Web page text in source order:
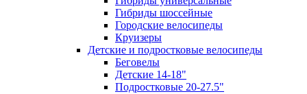
Гибриды шоссейные
Городские велосипеды
Круизеры
Детские и подростковые велосипеды
Беговелы
Детские 14-18"
Подростковые 20-27.5"